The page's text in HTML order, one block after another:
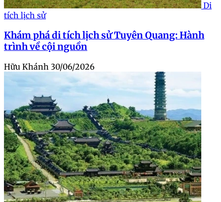
Di
tích lịch sử
Khám phá di tích lịch sử Tuyên Quang: Hành
trình về cội nguồn
Hữu Khánh 30/06/2026